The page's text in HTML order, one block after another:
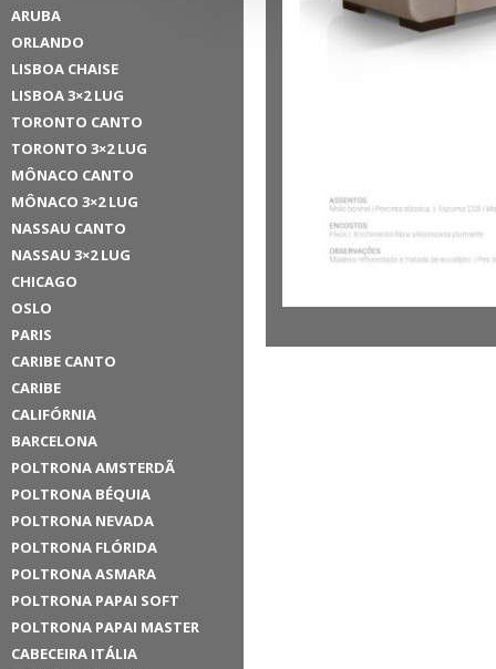
ARUBA
ORLANDO
LISBOA CHAISE
LISBOA 3×2 LUG
TORONTO CANTO
TORONTO 3×2 LUG
MÔNACO CANTO
MÔNACO 3×2 LUG
NASSAU CANTO
NASSAU 3×2 LUG
CHICAGO
OSLO
PARIS
CARIBE CANTO
CARIBE
CALIFÓRNIA
BARCELONA
POLTRONA AMSTERDÃ
POLTRONA BÉQUIA
POLTRONA NEVADA
POLTRONA FLÓRIDA
POLTRONA ASMARA
POLTRONA PAPAI SOFT
POLTRONA PAPAI MASTER
CABECEIRA ITÁLIA